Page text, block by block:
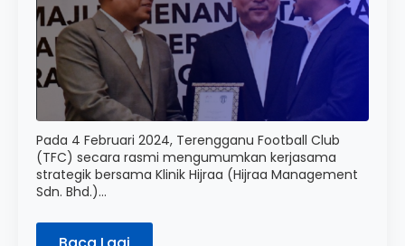
Pada 4 Februari 2024, Terengganu Football Club
(TFC) secara rasmi mengumumkan kerjasama
strategik bersama Klinik Hijraa (Hijraa Management
Sdn. Bhd.)…